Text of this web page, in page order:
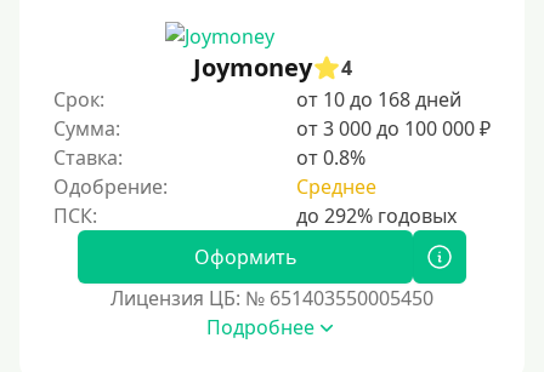
Без подтверждения дохода
Без справок и поручителей
Без посредников
Процент
Под 1 %
С пролонгацией (продлением)
Под высокий процент
Joymoney
4
Срок:
от 10 до 168 дней
Сумма:
от 3 000 до 100 000 ₽
Ставка:
от 0.8%
Одобрение:
Среднее
Оформить
Лицензия ЦБ: № 651403550005450
Подробнее